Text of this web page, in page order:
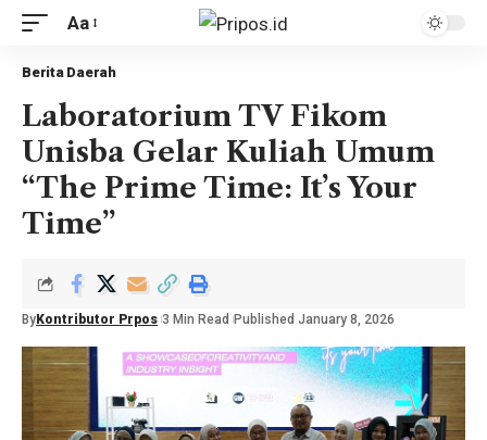
Aa
Berita Daerah
Laboratorium TV Fikom
Unisba Gelar Kuliah Umum
“The Prime Time: It’s Your
Time”
By Kontributor Prpos 3 Min Read Published January 8, 2026